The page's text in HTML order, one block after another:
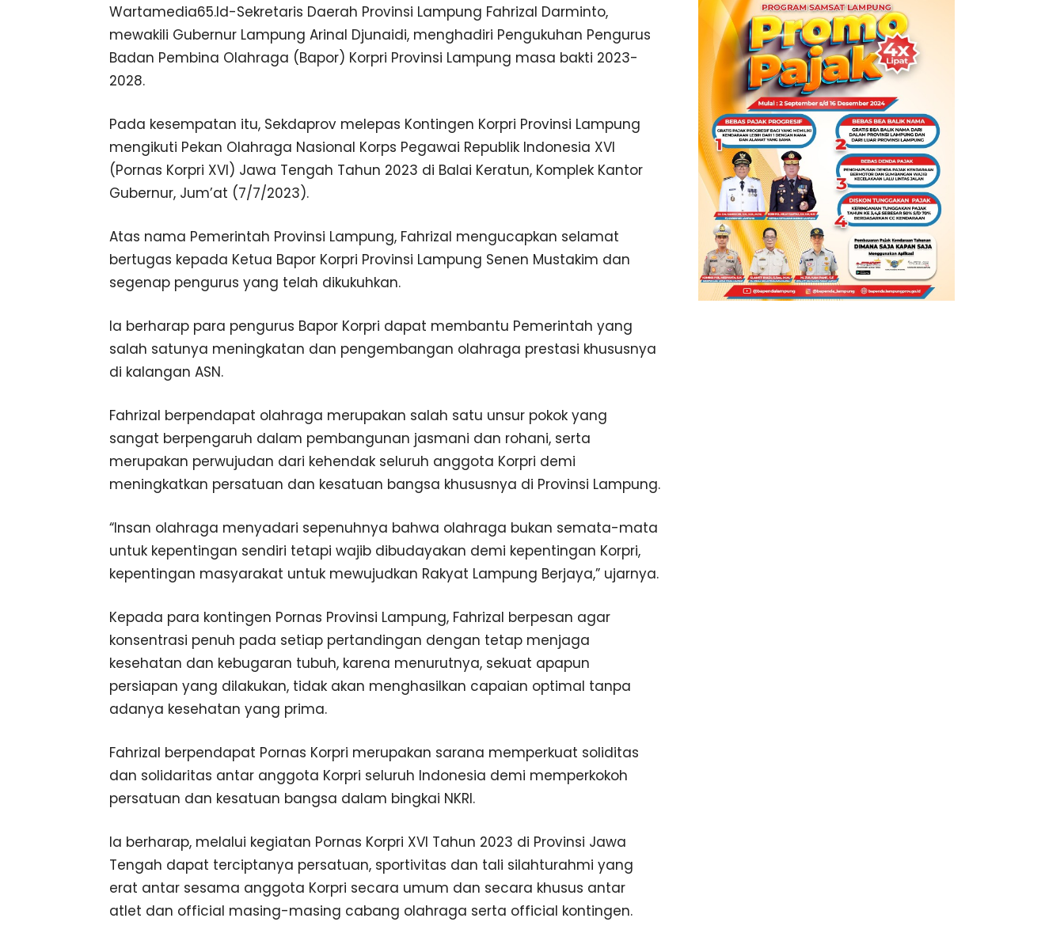
Wartamedia65.Id-Sekretaris Daerah Provinsi Lampung Fahrizal Darminto,
mewakili Gubernur Lampung Arinal Djunaidi, menghadiri Pengukuhan Pengurus
Badan Pembina Olahraga (Bapor) Korpri Provinsi Lampung masa bakti 2023-
2028.
Pada kesempatan itu, Sekdaprov melepas Kontingen Korpri Provinsi Lampung
mengikuti Pekan Olahraga Nasional Korps Pegawai Republik Indonesia XVI
(Pornas Korpri XVI) Jawa Tengah Tahun 2023 di Balai Keratun, Komplek Kantor
Gubernur, Jum’at (7/7/2023).
Atas nama Pemerintah Provinsi Lampung, Fahrizal mengucapkan selamat
bertugas kepada Ketua Bapor Korpri Provinsi Lampung Senen Mustakim dan
segenap pengurus yang telah dikukuhkan.
Ia berharap para pengurus Bapor Korpri dapat membantu Pemerintah yang
salah satunya meningkatan dan pengembangan olahraga prestasi khususnya
di kalangan ASN.
Fahrizal berpendapat olahraga merupakan salah satu unsur pokok yang
sangat berpengaruh dalam pembangunan jasmani dan rohani, serta
merupakan perwujudan dari kehendak seluruh anggota Korpri demi
meningkatkan persatuan dan kesatuan bangsa khususnya di Provinsi Lampung.
“Insan olahraga menyadari sepenuhnya bahwa olahraga bukan semata-mata
untuk kepentingan sendiri tetapi wajib dibudayakan demi kepentingan Korpri,
kepentingan masyarakat untuk mewujudkan Rakyat Lampung Berjaya,” ujarnya.
Kepada para kontingen Pornas Provinsi Lampung, Fahrizal berpesan agar
konsentrasi penuh pada setiap pertandingan dengan tetap menjaga
kesehatan dan kebugaran tubuh, karena menurutnya, sekuat apapun
persiapan yang dilakukan, tidak akan menghasilkan capaian optimal tanpa
adanya kesehatan yang prima.
Fahrizal berpendapat Pornas Korpri merupakan sarana memperkuat soliditas
dan solidaritas antar anggota Korpri seluruh Indonesia demi memperkokoh
persatuan dan kesatuan bangsa dalam bingkai NKRI.
Ia berharap, melalui kegiatan Pornas Korpri XVI Tahun 2023 di Provinsi Jawa
Tengah dapat terciptanya persatuan, sportivitas dan tali silahturahmi yang
erat antar sesama anggota Korpri secara umum dan secara khusus antar
atlet dan official masing-masing cabang olahraga serta official kontingen.